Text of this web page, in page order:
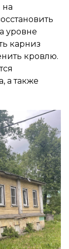
на
уровне
карниз
кровлю.
а также